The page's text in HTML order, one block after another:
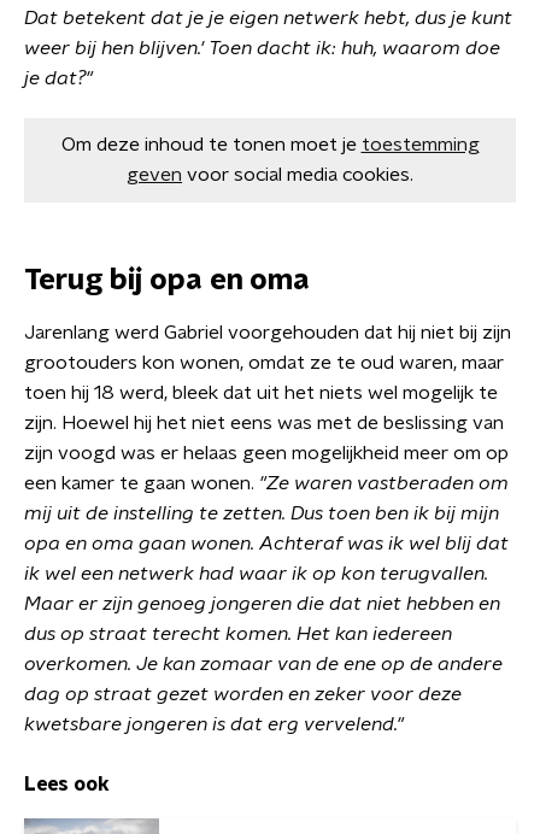
Dat betekent dat je je eigen netwerk hebt, dus je kunt
weer bij hen blijven.' Toen dacht ik: huh, waarom doe
je dat?"
Om deze inhoud te tonen moet je toestemming
geven voor social media cookies.
Terug bij opa en oma
Jarenlang werd Gabriel voorgehouden dat hij niet bij zijn
grootouders kon wonen, omdat ze te oud waren, maar
toen hij 18 werd, bleek dat uit het niets wel mogelijk te
zijn. Hoewel hij het niet eens was met de beslissing van
zijn voogd was er helaas geen mogelijkheid meer om op
een kamer te gaan wonen. "Ze waren vastberaden om
mij uit de instelling te zetten. Dus toen ben ik bij mijn
opa en oma gaan wonen. Achteraf was ik wel blij dat
ik wel een netwerk had waar ik op kon terugvallen.
Maar er zijn genoeg jongeren die dat niet hebben en
dus op straat terecht komen. Het kan iedereen
overkomen. Je kan zomaar van de ene op de andere
dag op straat gezet worden en zeker voor deze
kwetsbare jongeren is dat erg vervelend."
Lees ook